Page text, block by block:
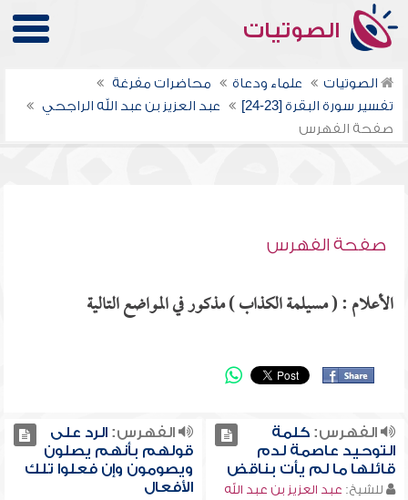
الصوتيات
الصوتيات علماء ودعاة
محاضرات مفرغة
تفسير سورة البقرة [23-24]
عبد العزيز بن عبد الله الراجحي
صفحة الفهرس
صفحة الفهرس
الأعلام : ( مسيلمة الكذاب ) مذكور في المواضع التالية
الفهرس:كلمة
التوحيد عاصمة لدم
قائلها ما لم يأت بناقض
للشيخ: عبد العزيز بن عبد الله
الفهرس:الرد على
قولهم بأنهم يصلون
ويصومون وإن فعلوا تلك
الأفعال